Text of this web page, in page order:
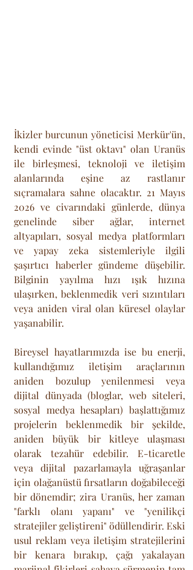
İkizler burcunun yöneticisi Merkür'ün,
kendi evinde "üst oktavı" olan Uranüs
ile birleşmesi, teknoloji ve iletişim
alanlarında eşine az rastlanır
sıçramalara sahne olacaktır. 21 Mayıs
2026 ve civarındaki günlerde, dünya
genelinde siber ağlar, internet
altyapıları, sosyal medya platformları
ve yapay zeka sistemleriyle ilgili
şaşırtıcı haberler gündeme düşebilir.
Bilginin yayılma hızı ışık hızına
ulaşırken, beklenmedik veri sızıntıları
veya aniden viral olan küresel olaylar
yaşanabilir.
Bireysel hayatlarımızda ise bu enerji,
kullandığımız iletişim araçlarının
aniden bozulup yenilenmesi veya
dijital dünyada (bloglar, web siteleri,
sosyal medya hesapları) başlattığımız
projelerin beklenmedik bir şekilde,
aniden büyük bir kitleye ulaşması
olarak tezahür edebilir. E-ticaretle
veya dijital pazarlamayla uğraşanlar
için olağanüstü fırsatların doğabileceği
bir dönemdir; zira Uranüs, her zaman
"farklı olanı yapanı" ve "yenilikçi
stratejiler geliştireni" ödüllendirir. Eski
usul reklam veya iletişim stratejilerini
bir kenara bırakıp, çağı yakalayan